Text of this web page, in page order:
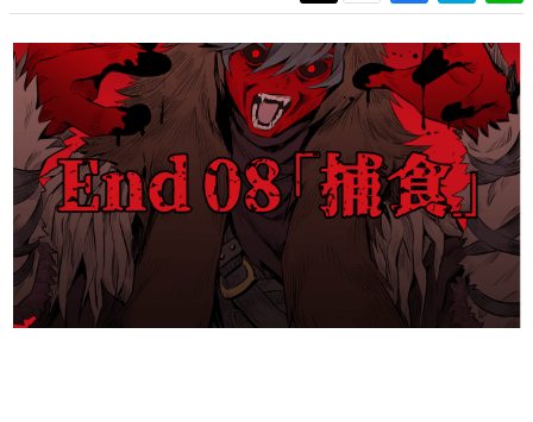
若ゲのいたり〜ゲームクリエイターの青春〜
一先生によるゲーム業界レポートマンガです。
なんでゲームは面白い？
ゲーム開発者・hamatsu氏がゲームの魅力を画面や操作の
具体的な形から解き明かしていく、硬派で骨太な評論連載
です。
ゲームが変えた日本語
「経験値」「裏技」「ラスボス」… ゲームにまつわる言葉
の起源や用法の変遷を、コンピューター文化史研究家・タ
イニーP氏が徹底調査。
カテゴリ